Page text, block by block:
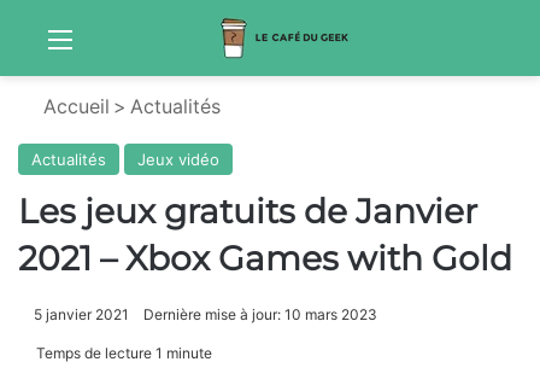
Menu
Accueil > Actualités
Actualités Jeux vidéo
Les jeux gratuits de Janvier
2021 – Xbox Games with Gold
5 janvier 2021 Dernière mise à jour: 10 mars 2023
Temps de lecture 1 minute